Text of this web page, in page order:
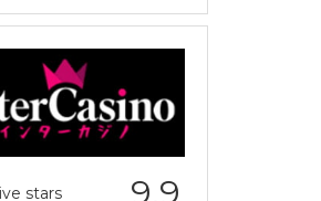
9.9